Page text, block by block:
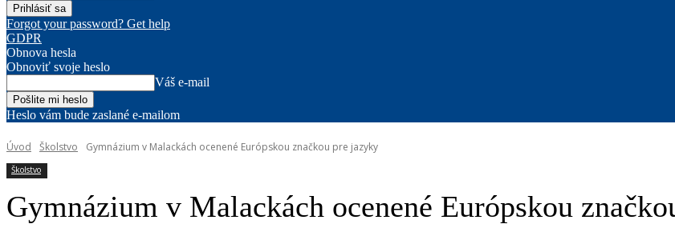
Forgot your password? Get help
GDPR
Obnova hesla
Obnoviť svoje heslo
Váš e-mail
Heslo vám bude zaslané e-mailom
Úvod Školstvo Gymnázium v Malackách ocenené Európskou značkou pre jazyky
Školstvo
Gymnázium v Malackách ocenené Európskou